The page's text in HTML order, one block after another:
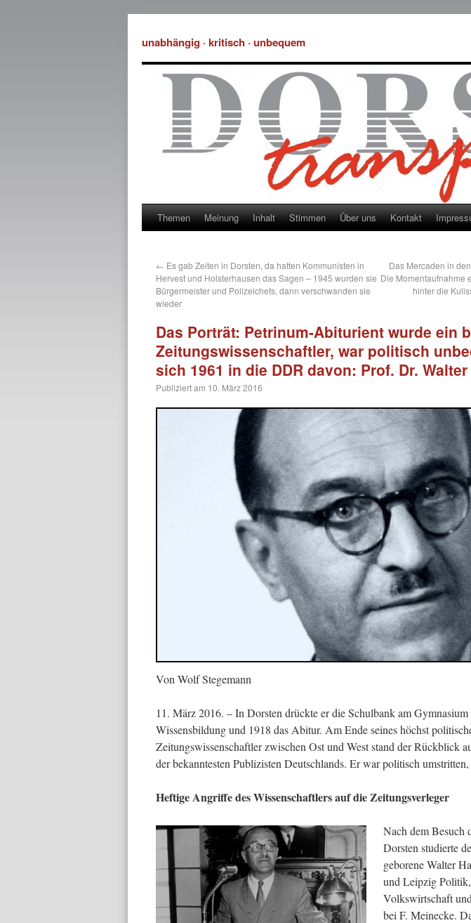
unabhängig · kritisch · unbequem
Themen Meinung Inhalt Stimmen Über uns Kontakt
← Es gab Zeiten in Dorsten, da hatten Kommunisten in
Hervest und Holsterhausen das Sagen – 1945 wurden sie
Bürgermeister und Polizeichefs, dann verschwanden sie
wieder
Das Mercaden in
Die Momentaufnahme
hinter die
Das Porträt: Petrinum-Abiturient wurde ein
Zeitungswissenschaftler, war politisch
sich 1961 in die DDR davon: Prof. Dr.
Publiziert am 10. März 2016
Von Wolf Stegemann
11. März 2016. – In Dorsten drückte er die Schulbank am
Wissensbildung und 1918 das Abitur. Am Ende seines höchst
Zeitungswissenschaftler zwischen Ost und West stand der Rückblick
der bekanntesten Publizisten Deutschlands. Er war politisch
Heftige Angriffe des Wissenschaftlers auf die Zeitungsverleger
Nach dem Besuch
Dorsten studierte
geborene Walter
und Leipzig
Volkswirtschaft
bei F. Meinecke.